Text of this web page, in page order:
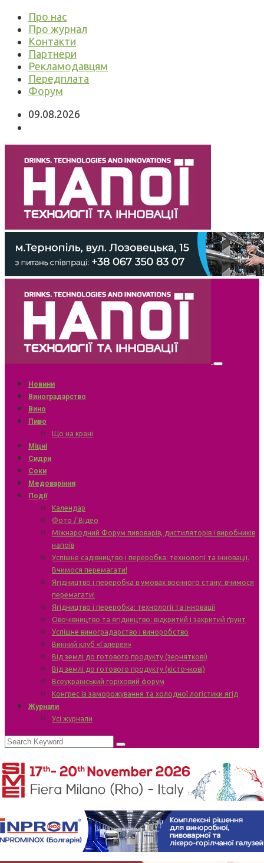
Про нас
Про журнал
Контакти
Партнери
Рекламодавцям
Передплата
Форум
09.08.2026
Новини
Виноградарство
Вино
Пиво
Що на крані
Міцні
Сидри
Соки
Медоваріння
Події
Календар
Фото / Відео
Міжнародний Форум пивоварів, дистиляторів і виробників
напоїв
Успішне садівництво і переробка: технології та інновації.
Вчимося перемагати!
Ягідництво і переробка в умовах воєнного стану: вчимося
перемагати!
Ягідництво і переробка: технології та інновації
Овочівництво та ягідництво: відкритий і закритий ґрунт
Успішне виноградарство і виноробство
Винний клуб «Галерея»
Від землі до готового продукту (зерняткові)
Від землі до готового продукту (кісточкові)
Всеукраїнський горіховий форум
Конгрес із заморожування та холодної логістики ягід
Журнали
Усі журнали